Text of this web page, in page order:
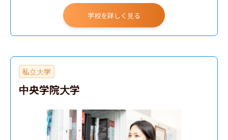
学校を詳しく見る
私立大学
中央学院大学